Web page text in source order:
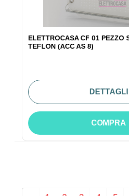
ELETTROCASA CF 01 PEZZO
TEFLON (ACC AS 8)
DETTAGLI
COMPRA